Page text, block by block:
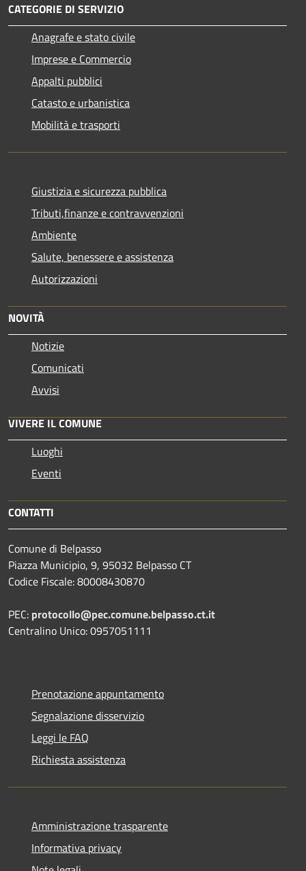
CATEGORIE DI SERVIZIO
Anagrafe e stato civile
Imprese e Commercio
Appalti pubblici
Catasto e urbanistica
Mobilità e trasporti
Giustizia e sicurezza pubblica
Tributi,finanze e contravvenzioni
Ambiente
Salute, benessere e assistenza
Autorizzazioni
NOVITÀ
Notizie
Comunicati
Avvisi
VIVERE IL COMUNE
Luoghi
Eventi
CONTATTI
Comune di Belpasso
Piazza Municipio, 9, 95032 Belpasso CT
Codice Fiscale: 80008430870
PEC: protocollo@pec.comune.belpasso.ct.it
Centralino Unico: 0957051111
Prenotazione appuntamento
Segnalazione disservizio
Leggi le FAQ
Richiesta assistenza
Amministrazione trasparente
Informativa privacy